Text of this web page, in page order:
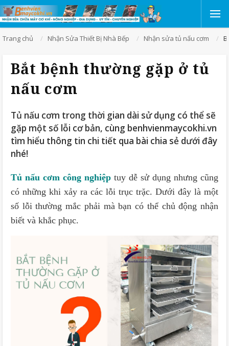
Trang chủ Nhận Sửa Thiết Bị Nhà Bếp Nhận sửa tủ nấu cơm
Bắt bệnh thường gặp ở tủ
nấu cơm
Tủ nấu cơm trong thời gian dài sử dụng có thể sẽ
gặp một số lỗi cơ bản, cùng benhvienmaycokhi.vn
tìm hiểu thông tin chi tiết qua bài chia sẻ dưới đây
nhé!
Tủ nấu cơm công nghiệp tuy dễ sử dụng nhưng cũng
có những khi xảy ra các lỗi trục trặc. Dưới đây là một
số lỗi thường mắc phải mà bạn có thể chủ động nhận
biết và khắc phục.